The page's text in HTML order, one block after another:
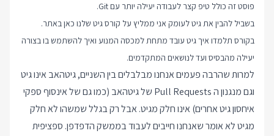
פוסט זה כולל טיפ קצר לעבודה יעילה יותר עם Git.
בשביל להבין את גיט לעומק אני ממליץ על קורס גיט שלנו כאן באתר.
בקורס תלמדו איך גיט עובד מתחת למכסה המנוע ואיך להשתמש בו בצורה
יעילה מהבסיס ועד לנושאים המתקדמים.
למרות שהרבה פעמים אנחנו מבלבלים בין השניים, גיטהאב אינו גיט
וגם מנגנון ה Pull Requests של גיטהאב (כמו גם של אינסוף ספקי
איחסון גיט אחרים) אינו חלק מגיט. אבל רק בגלל שמשהו לא חלק
מגיט לא אומר שאנחנו חייבים לעבוד בממשק הדפדפן. ספציפית